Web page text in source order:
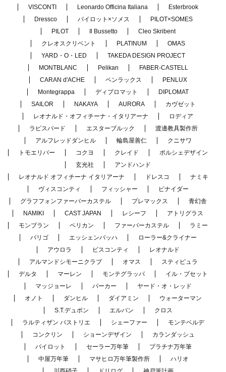
VISCONTI Leonardo Officina Italiana
Esterbrook
Dressco
パイロット×ソメス
PILOT×SOMES
PILOT
Il Bussetto
Cleo Skribent
クレオスクリベント
PLATINUM
OMAS
YARD・O・LED
TAKEDA DESIGN PROJECT
MONTBLANC
Pelikan
FABER-CASTELL
CARAN d'ACHE
ペンラックス
PENLUX
Montegrappa
ディプロマット
DIPLOMAT
SAILOR
NAKAYA AURORA
カヴゼット
レオナルド・オフィチーナ・イタリアーナ
ロディア
ラピスバード
エスターブルック
渡邊教具製作所
アルフレッドダンヒル
輪島屋善仁
クニサワ
トモエリバー
コクヨ クレイド
ポルシェデザイン
玄光社
アンドハンド
レオナルド オフィチーナ イタリアーナ
ドレスコ
ナミキ
ヴィスコンティ
フィッシャー
ピナイダー
グラフフォンファーバーカステル
プレマックス
青幻舎
NAMIKI
CAST JAPAN レシーフ
アトリグラス
モンブラン
ペリカン ファーバーカステル
ラミー
バリゴ
エッシェンバッハ
ローラー&クライナー
アウロラ
ビスコンティ
レオナルド
アルマンドシモーニクラブ
オマス
スティピュラ
デルタ
マーレン モンテグラッパ
イル・ブセット
マッジョーレ
パーカー
ヤード・オ・レッド
オノト
ダンヒル ダイアミン
ウォーターマン
S.T.デュポン
エルバン
クロス
ラルティザン パストリエ
シェーファー
モンテベルデ
コンクリン
ショーンデザイン
カランダッシュ
パイロット
セーラー万年筆
プラチナ万年筆
中屋万年筆
マサヒロ万年筆製作所
ハリオ